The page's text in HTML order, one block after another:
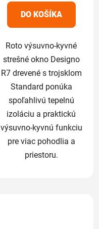
5
hviezdičiek.
DO KOŠÍKA
Roto výsuvno-kyvné
strešné okno Designo
R7 drevené s trojsklom
Standard ponúka
spoľahlivú tepelnú
izoláciu a praktickú
výsuvno-kyvnú funkciu
pre viac pohodlia a
priestoru.